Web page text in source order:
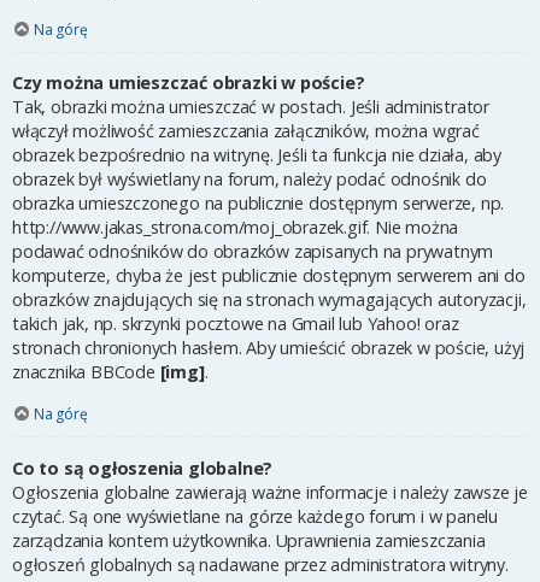
Na górę
Czy można umieszczać obrazki w poście?
Tak, obrazki można umieszczać w postach. Jeśli administrator
włączył możliwość zamieszczania załączników, można wgrać
obrazek bezpośrednio na witrynę. Jeśli ta funkcja nie działa, aby
obrazek był wyświetlany na forum, należy podać odnośnik do
obrazka umieszczonego na publicznie dostępnym serwerze, np.
http://www.jakas_strona.com/moj_obrazek.gif. Nie można
podawać odnośników do obrazków zapisanych na prywatnym
komputerze, chyba że jest publicznie dostępnym serwerem ani do
obrazków znajdujących się na stronach wymagających autoryzacji,
takich jak, np. skrzynki pocztowe na Gmail lub Yahoo! oraz
stronach chronionych hasłem. Aby umieścić obrazek w poście, użyj
znacznika BBCode [img].
Na górę
Co to są ogłoszenia globalne?
Ogłoszenia globalne zawierają ważne informacje i należy zawsze je
czytać. Są one wyświetlane na górze każdego forum i w panelu
zarządzania kontem użytkownika. Uprawnienia zamieszczania
ogłoszeń globalnych są nadawane przez administratora witryny.